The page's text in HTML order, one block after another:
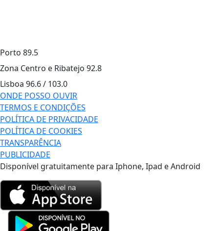
Porto 89.5
Zona Centro e Ribatejo 92.8
Lisboa 96.6 / 103.0
ONDE POSSO OUVIR
TERMOS E CONDIÇÕES
POLÍTICA DE PRIVACIDADE
POLÍTICA DE COOKIES
TRANSPARÊNCIA
PUBLICIDADE
Disponível gratuitamente para Iphone, Ipad e Android